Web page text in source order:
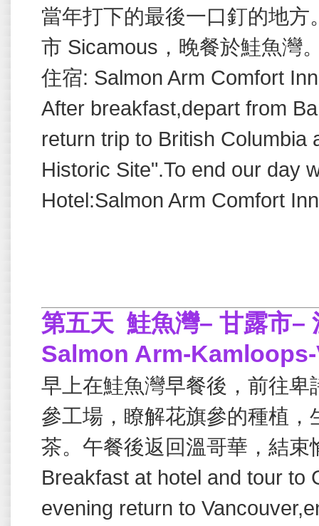
當年打下的最後一口釘的地
市 Sicamous ，晚餐於鮭魚灣
住宿: Salmon Arm Comfort
After breakfast,depart from
return trip to British Columbia
Historic Site".To end our day
Hotel:Salmon Arm Comfort
第五天 鮭魚灣– 甘露市–
Salmon Arm-
早上在鮭魚灣早餐後，前往
參工場，瞭解花旗參的種植
茶。午餐後返回溫哥華，結束
Breakfast at hotel and tour to
evening return to